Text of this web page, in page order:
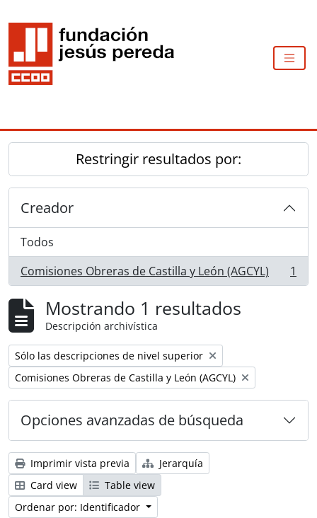
Restringir resultados por:
Creador
Todos
Comisiones Obreras de Castilla y León (AGCYL)
, 1 resultados 1
Mostrando 1 resultados
Descripción archivística
Remove filter:
Sólo las descripciones de nivel superior
Remove filter:
Comisiones Obreras de Castilla y León (AGCYL)
Opciones avanzadas de búsqueda
Imprimir vista previa
Jerarquía
Card view
Table view
Ordenar por: Identificador